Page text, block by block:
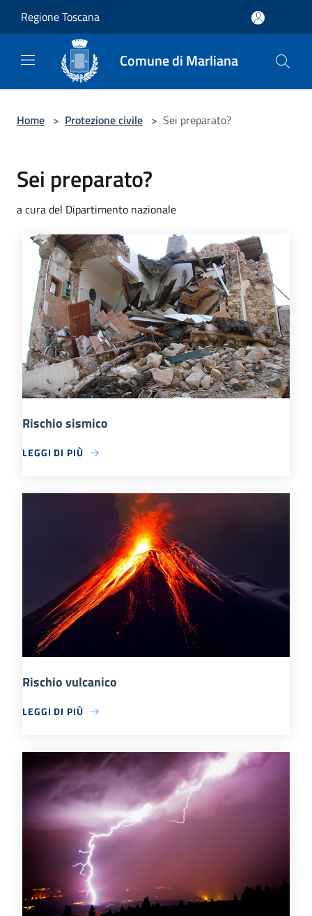
Regione Toscana
Comune di Marliana
Home > Protezione civile > Sei preparato?
Sei preparato?
a cura del Dipartimento nazionale
Rischio sismico
LEGGI DI PIÙ
Rischio vulcanico
LEGGI DI PIÙ